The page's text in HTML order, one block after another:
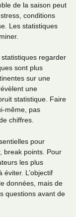
de la saison peut
conditions
Les statistiques
statistiques regarder
sont plus
sur une
une
statistique. Faire
même, pas
chiffres.
pour
break points. Pour
les plus
L’objectif
données, mais de
questions avant de